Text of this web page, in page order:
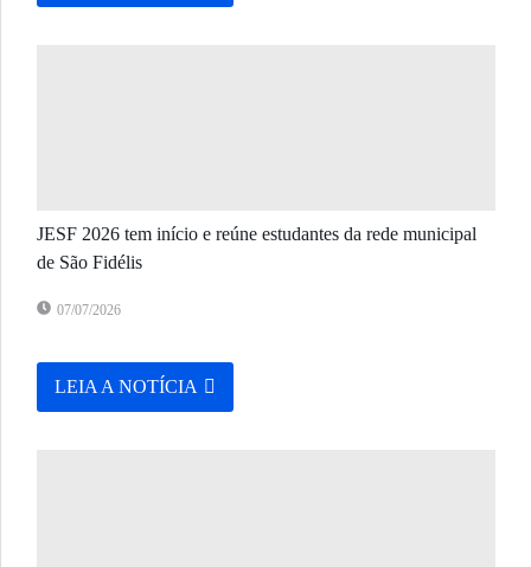
JESF 2026 tem início e reúne estudantes da rede municipal
de São Fidélis
07/07/2026
LEIA A NOTÍCIA